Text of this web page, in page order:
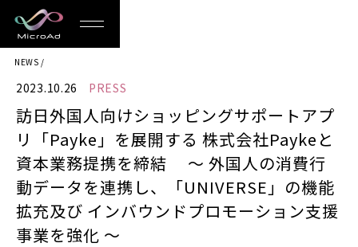
MicroAd
-
Redesigning
the
Future
Life
NEWS
2023.10.26 PRESS
訪日外国人向けショッピングサポートアプ
リ「Payke」を展開する 株式会社Paykeと
資本業務提携を締結 〜 外国人の消費行
動データを連携し、「UNIVERSE」の機能
拡充及び インバウンドプロモーション支援
事業を強化 〜